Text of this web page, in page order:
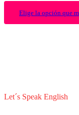
Elige la opción que
Let´s Speak English